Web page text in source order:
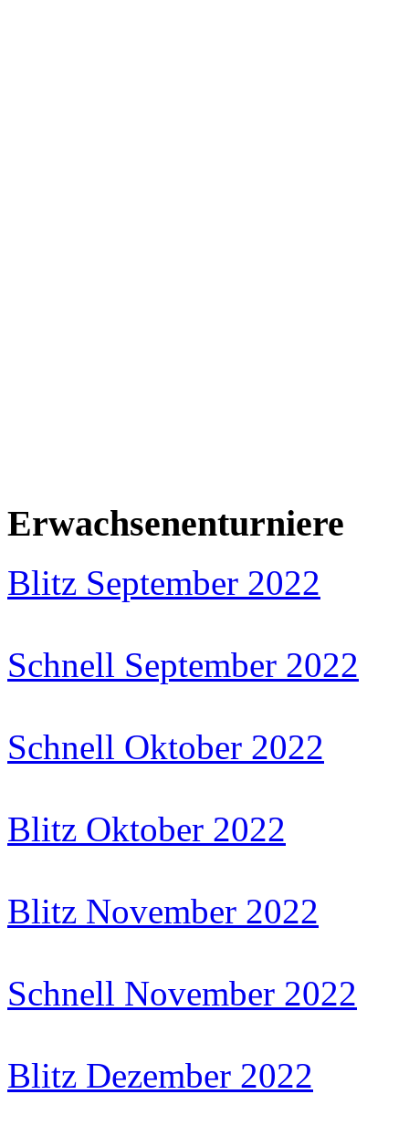
Erwachsenenturniere
Blitz September 2022
Schnell September 2022
Schnell Oktober 2022
Blitz Oktober 2022
Blitz November 2022
Schnell November 2022
Blitz Dezember 2022